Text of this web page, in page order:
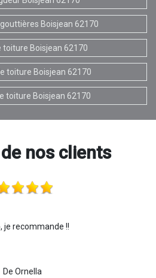
Boisjean 62170
toiture Boisjean 62170
toiture Boisjean 62170
toiture Boisjean 62170
nos clients
je recommande !!
De Ornella